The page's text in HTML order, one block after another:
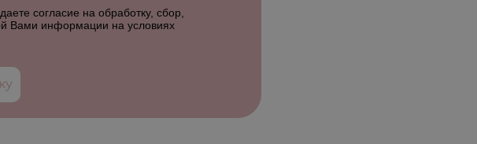
согласие на обработку, сбор,
Вами информации на условиях